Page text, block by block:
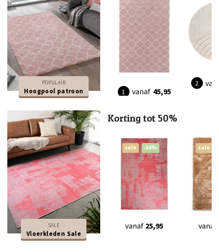
POPULAIR
Hoogpool patroon vanaf 45,95
SALE
Vloerkleden Sale
Korting tot 50%
sale -58%
vanaf 25,95
sale
vanaf